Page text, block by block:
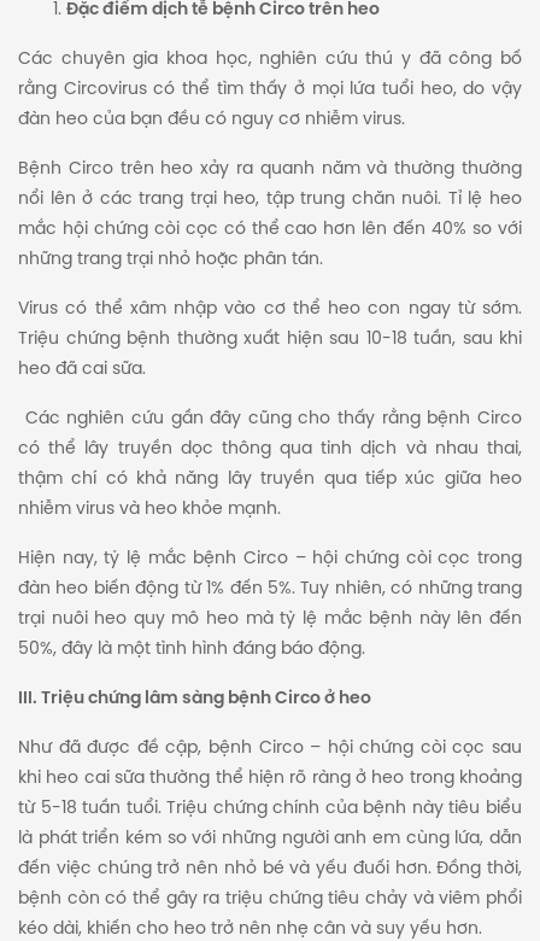
Đặc điểm dịch tễ bệnh Circo trên heo
Các chuyên gia khoa học, nghiên cứu thú y đã công bố
rằng Circovirus có thể tìm thấy ở mọi lứa tuổi heo, do vậy
đàn heo của bạn đều có nguy cơ nhiễm virus.
Bệnh Circo trên heo xảy ra quanh năm và thường thường
nổi lên ở các trang trại heo, tập trung chăn nuôi. Tỉ lệ heo
mắc hội chứng còi cọc có thể cao hơn lên đến 40% so với
những trang trại nhỏ hoặc phân tán.
Virus có thể xâm nhập vào cơ thể heo con ngay từ sớm.
Triệu chứng bệnh thường xuất hiện sau 10-18 tuần, sau khi
heo đã cai sữa.
Các nghiên cứu gần đây cũng cho thấy rằng bệnh Circo
có thể lây truyền dọc thông qua tinh dịch và nhau thai,
thậm chí có khả năng lây truyền qua tiếp xúc giữa heo
nhiễm virus và heo khỏe mạnh.
Hiện nay, tỷ lệ mắc bệnh Circo – hội chứng còi cọc trong
đàn heo biến động từ 1% đến 5%. Tuy nhiên, có những trang
trại nuôi heo quy mô heo mà tỷ lệ mắc bệnh này lên đến
50%, đây là một tình hình đáng báo động.
III. Triệu chứng lâm sàng bệnh Circo ở heo
Như đã được đề cập, bệnh Circo – hội chứng còi cọc sau
khi heo cai sữa thường thể hiện rõ ràng ở heo trong khoảng
từ 5-18 tuần tuổi. Triệu chứng chính của bệnh này tiêu biểu
là phát triển kém so với những người anh em cùng lứa, dẫn
đến việc chúng trở nên nhỏ bé và yếu đuối hơn. Đồng thời,
bệnh còn có thể gây ra triệu chứng tiêu chảy và viêm phổi
kéo dài, khiến cho heo trở nên nhẹ cân và suy yếu hơn.